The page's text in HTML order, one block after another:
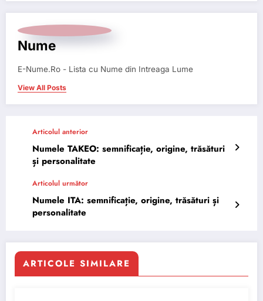
Nume
E-Nume.Ro - Lista cu Nume din Intreaga Lume
View All Posts
Articolul anterior
Numele TAKEO: semnificație, origine, trăsături
și personalitate
Articolul următor
Numele ITA: semnificație, origine, trăsături și
personalitate
ARTICOLE SIMILARE